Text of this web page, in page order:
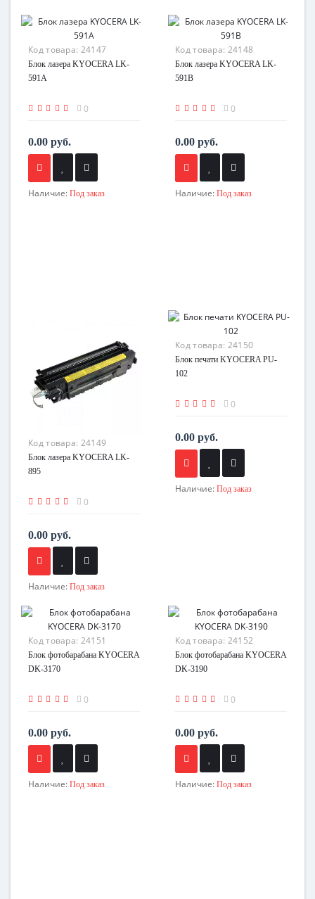
Код товара: 24147
Блок лазера KYOCERA LK-
591A
0
0.00 руб.
Наличие: Под заказ
Код товара: 24148
Блок лазера KYOCERA LK-
591B
0
0.00 руб.
Наличие: Под заказ
Код товара: 24149
Блок лазера KYOCERA LK-
895
0
0.00 руб.
Наличие: Под заказ
Код товара: 24150
Блок печати KYOCERA PU-
102
0
0.00 руб.
Наличие: Под заказ
Код товара: 24151
Блок фотобарабана KYOCERA
DK-3170
0
0.00 руб.
Наличие: Под заказ
Код товара: 24152
Блок фотобарабана KYOCERA
DK-3190
0
0.00 руб.
Наличие: Под заказ